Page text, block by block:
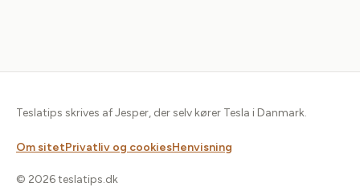
Teslatips skrives af Jesper, der selv kører Tesla i Danmark.
Om sitetPrivatliv og cookiesHenvisning
© 2026 teslatips.dk